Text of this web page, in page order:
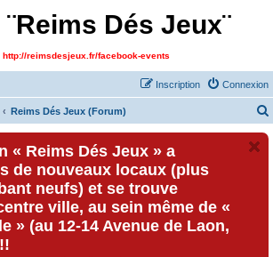
Dés Jeux¨
http://reimsdesjeux.fr/facebook-events
Connexion
Inscription
Reims Dés Jeux (Forum)
« Reims Dés Jeux » a
de nouveaux locaux (plus
neufs) et se trouve
ville, au sein même de «
» (au 12-14 Avenue de Laon,